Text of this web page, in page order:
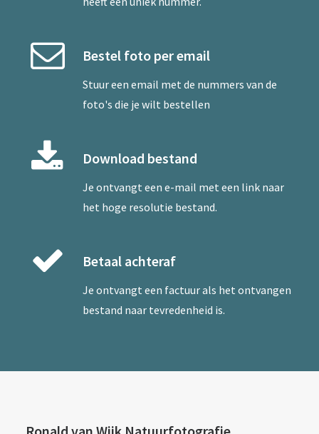
Bestel foto per email
Stuur een email met de nummers van de
foto's die je wilt bestellen
Download bestand
Je ontvangt een e-mail met een link naar
het hoge resolutie bestand.
Betaal achteraf
Je ontvangt een factuur als het ontvangen
bestand naar tevredenheid is.